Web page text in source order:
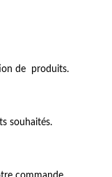
de produits.
souhaités.